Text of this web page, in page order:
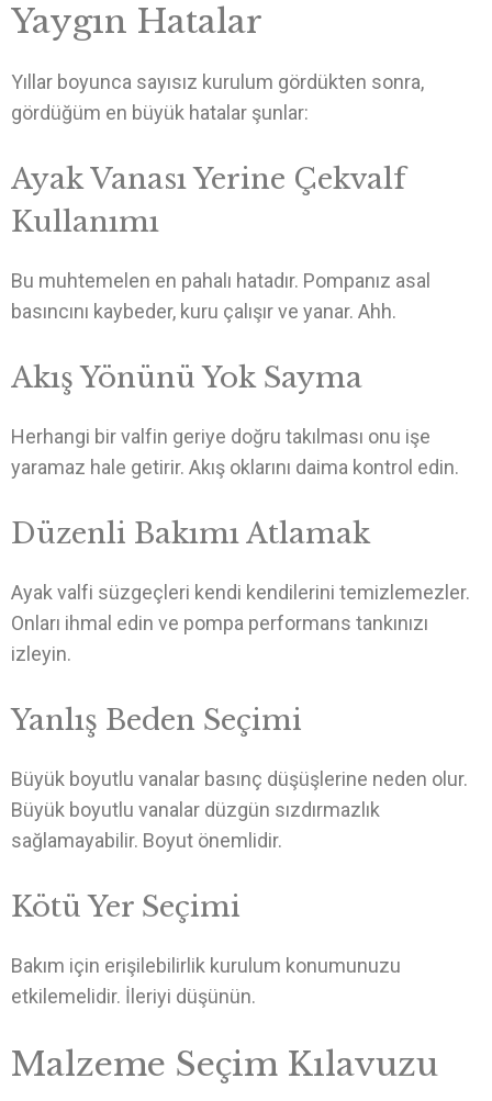
Yaygın Hatalar
Yıllar boyunca sayısız kurulum gördükten sonra,
gördüğüm en büyük hatalar şunlar:
Ayak Vanası Yerine Çekvalf
Kullanımı
Bu muhtemelen en pahalı hatadır. Pompanız asal
basıncını kaybeder, kuru çalışır ve yanar. Ahh.
Akış Yönünü Yok Sayma
Herhangi bir valfin geriye doğru takılması onu işe
yaramaz hale getirir. Akış oklarını daima kontrol edin.
Düzenli Bakımı Atlamak
Ayak valfi süzgeçleri kendi kendilerini temizlemezler.
Onları ihmal edin ve pompa performans tankınızı
izleyin.
Yanlış Beden Seçimi
Büyük boyutlu vanalar basınç düşüşlerine neden olur.
Büyük boyutlu vanalar düzgün sızdırmazlık
sağlamayabilir. Boyut önemlidir.
Kötü Yer Seçimi
Bakım için erişilebilirlik kurulum konumunuzu
etkilemelidir. İleriyi düşünün.
Malzeme Seçim Kılavuzu